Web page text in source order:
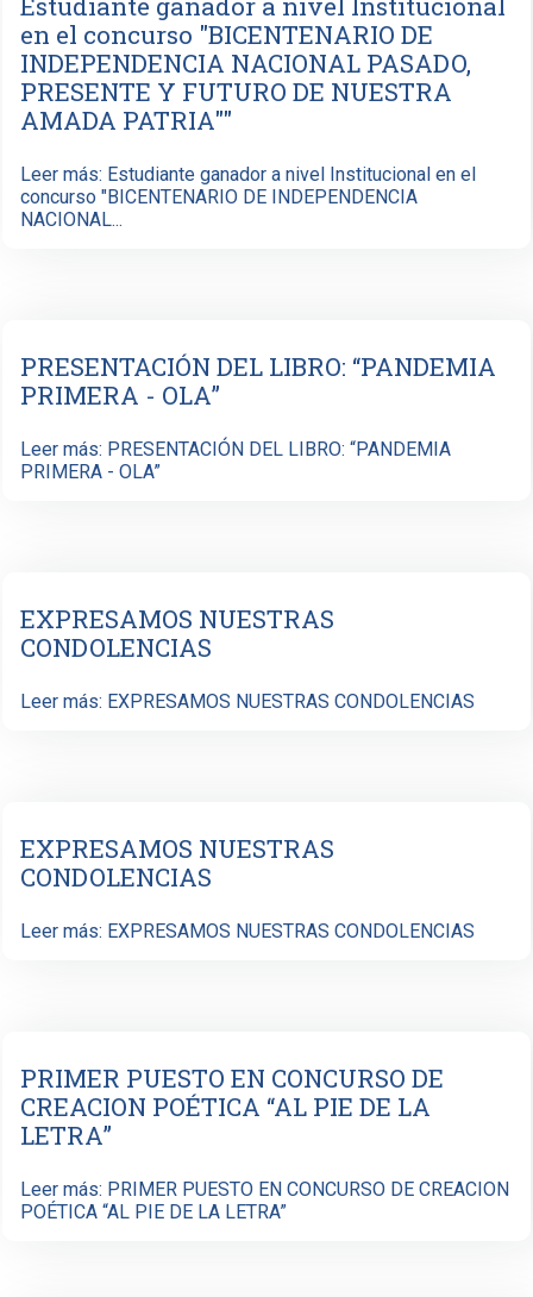
en el concurso "BICENTENARIO DE
INDEPENDENCIA NACIONAL PASADO,
PRESENTE Y FUTURO DE NUESTRA
AMADA PATRIA""
Leer más: Estudiante ganador a nivel Institucional en el
concurso "BICENTENARIO DE INDEPENDENCIA
NACIONAL...
PRESENTACIÓN DEL LIBRO: “PANDEMIA
PRIMERA - OLA”
Leer más: PRESENTACIÓN DEL LIBRO: “PANDEMIA
PRIMERA - OLA”
EXPRESAMOS NUESTRAS
CONDOLENCIAS
Leer más: EXPRESAMOS NUESTRAS CONDOLENCIAS
EXPRESAMOS NUESTRAS
CONDOLENCIAS
Leer más: EXPRESAMOS NUESTRAS CONDOLENCIAS
PRIMER PUESTO EN CONCURSO DE
CREACION POÉTICA “AL PIE DE LA
LETRA”
Leer más: PRIMER PUESTO EN CONCURSO DE CREACION
POÉTICA “AL PIE DE LA LETRA”